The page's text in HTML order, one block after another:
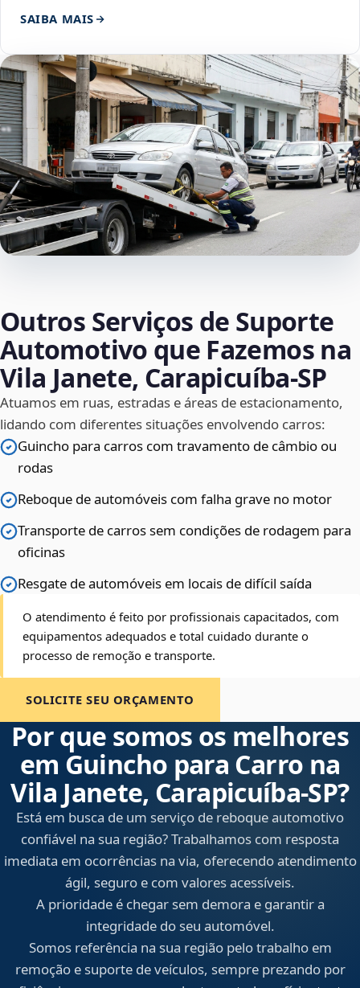
SAIBA MAIS
Outros Serviços de Suporte
Automotivo que Fazemos na
Vila Janete, Carapicuíba‑SP
Atuamos em ruas, estradas e áreas de estacionamento,
lidando com diferentes situações envolvendo carros:
Guincho para carros com travamento de câmbio ou
rodas
Reboque de automóveis com falha grave no motor
Transporte de carros sem condições de rodagem para
oficinas
Resgate de automóveis em locais de difícil saída
O atendimento é feito por profissionais capacitados, com
equipamentos adequados e total cuidado durante o
processo de remoção e transporte.
SOLICITE SEU ORÇAMENTO
Por que somos os melhores
em Guincho para Carro na
Vila Janete, Carapicuíba‑SP?
Está em busca de um serviço de reboque automotivo
confiável na sua região? Trabalhamos com resposta
imediata em ocorrências na via, oferecendo atendimento
ágil, seguro e com valores acessíveis.
A prioridade é chegar sem demora e garantir a
integridade do seu automóvel.
Somos referência na sua região pelo trabalho em
remoção e suporte de veículos, sempre prezando por